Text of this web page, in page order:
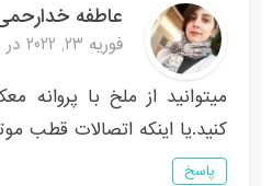
عاطفه
فوریه 23, 2022 در 4:23 ب.ظ
میتوانید از ملخ با
کنید.یا اینکه اتصالات قطب
پاسخ